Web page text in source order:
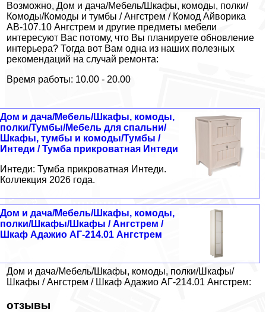
Возможно, Дом и дача/Мебель/Шкафы, комоды, полки/
Комоды/Комоды и тумбы / Ангстрем / Комод Айворика
АВ-107.10 Ангстрем и другие предметы мебели
интересуют Вас потому, что Вы планируете обновление
интерьера? Тогда вот Вам одна из наших полезных
рекомендаций на случай ремонта:
Время работы: 10.00 - 20.00
Дом и дача/Мебель/Шкафы, комоды,
полки/Тумбы/Мебель для спальни/
Шкафы, тумбы и комоды/Тумбы /
Интеди / Тумба прикроватная Интеди
Интеди: Тумба прикроватная Интеди.
Коллекция 2026 года.
Дом и дача/Мебель/Шкафы, комоды,
полки/Шкафы/Шкафы / Ангстрем /
Шкаф Адажио АГ-214.01 Ангстрем
Дом и дача/Мебель/Шкафы, комоды, полки/Шкафы/
Шкафы / Ангстрем / Шкаф Адажио АГ-214.01 Ангстрем:
отзывы